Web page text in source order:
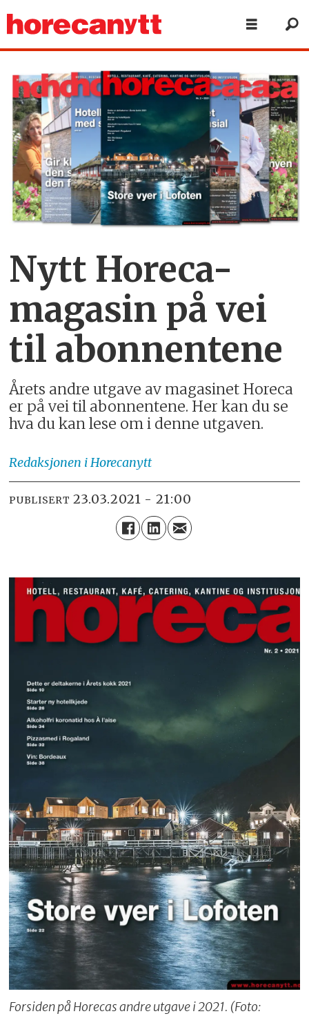
Nytt Horeca-
magasin på vei
til abonnentene
Årets andre utgave av magasinet Horeca
er på vei til abonnentene. Her kan du se
hva du kan lese om i denne utgaven.
Redaksjonen i Horecanytt
PUBLISERT 23.03.2021 - 21:00
Forsiden på Horecas andre utgave i 2021. (Foto: